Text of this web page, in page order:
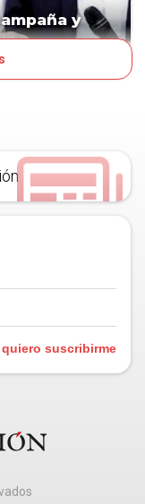
y
suscribirme